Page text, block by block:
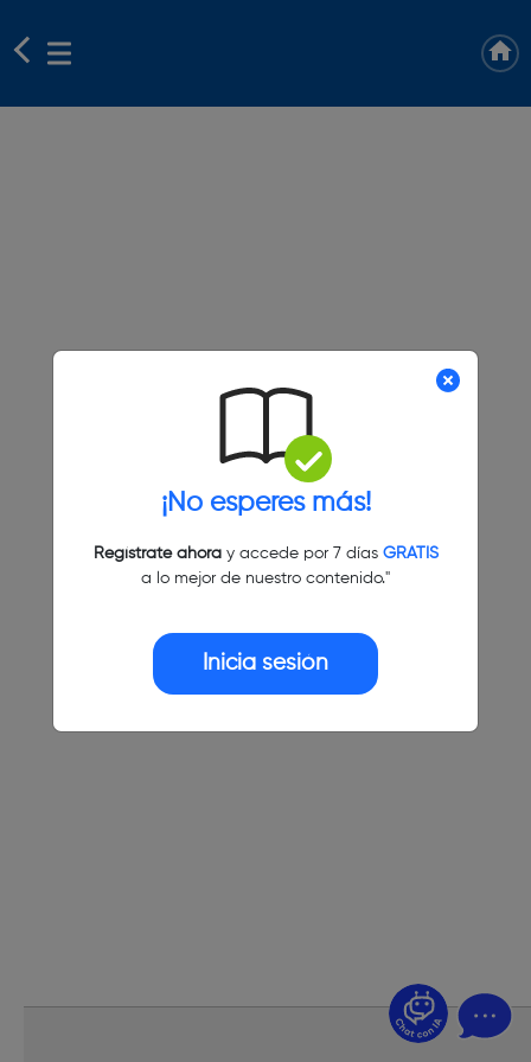
¡No esperes más!
Regístrate ahoray accede por 7 días GRATIS
a lo mejor de nuestro contenido."
Inicia sesión